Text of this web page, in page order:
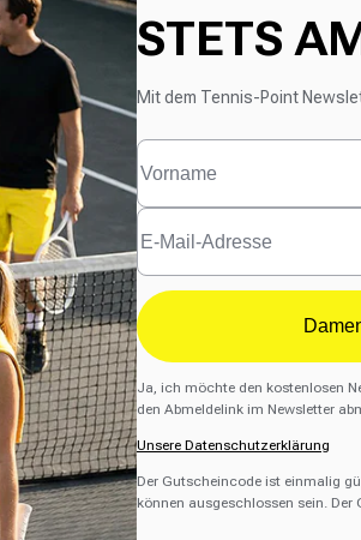
STETS
Mit dem Tennis-Point
Ja, ich möchte den kostenlosen
den Abmeldelink im Newsletter
Unsere Datenschutzerklärung
Der Gutscheincode ist einmalig
können ausgeschlossen sein.